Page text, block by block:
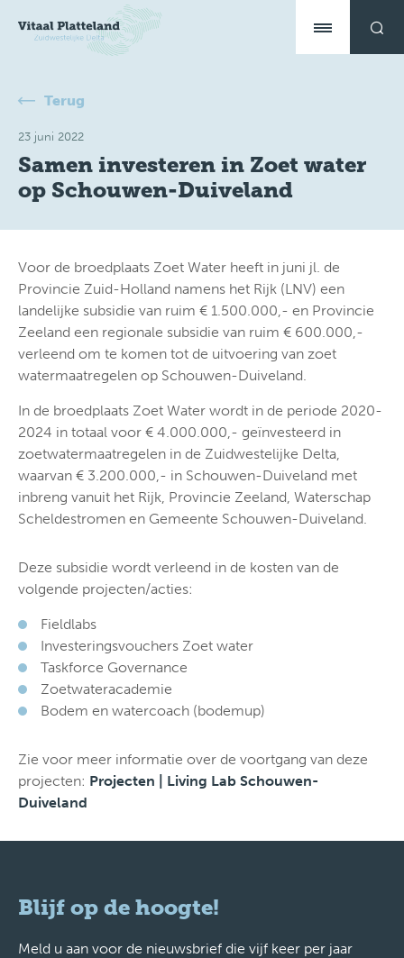
Terug
23 juni 2022
Samen investeren in Zoet water
op Schouwen-Duiveland
Voor de broedplaats Zoet Water heeft in juni jl. de
Provincie Zuid-Holland namens het Rijk (LNV) een
landelijke subsidie van ruim € 1.500.000,- en Provincie
Zeeland een regionale subsidie van ruim € 600.000,-
verleend om te komen tot de uitvoering van zoet
watermaatregelen op Schouwen-Duiveland.
In de broedplaats Zoet Water wordt in de periode 2020-
2024 in totaal voor € 4.000.000,- geïnvesteerd in
zoetwatermaatregelen in de Zuidwestelijke Delta,
waarvan € 3.200.000,- in Schouwen-Duiveland met
inbreng vanuit het Rijk, Provincie Zeeland, Waterschap
Scheldestromen en Gemeente Schouwen-Duiveland.
Deze subsidie wordt verleend in de kosten van de
volgende projecten/acties:
Fieldlabs
Investeringsvouchers Zoet water
Taskforce Governance
Zoetwateracademie
Bodem en watercoach (bodemup)
Zie voor meer informatie over de voortgang van deze
projecten: Projecten | Living Lab Schouwen-
Duiveland
Blijf op de hoogte!
Meld u aan voor de nieuwsbrief die vijf keer per jaar